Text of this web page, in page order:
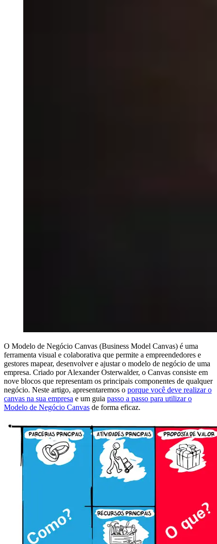
O Modelo de Negócio Canvas (Business Model Canvas) é uma
ferramenta visual e colaborativa que permite a empreendedores e
gestores mapear, desenvolver e ajustar o modelo de negócio de uma
empresa. Criado por Alexander Osterwalder, o Canvas consiste em
nove blocos que representam os principais componentes de qualquer
negócio. Neste artigo, apresentaremos o porque você deve realizar o
canvas na sua empresa e um guia passo a passo para utilizar o
Modelo de Negócio Canvas de forma eficaz.